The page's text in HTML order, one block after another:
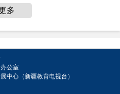
多
公室
中心（新疆教育电视台）